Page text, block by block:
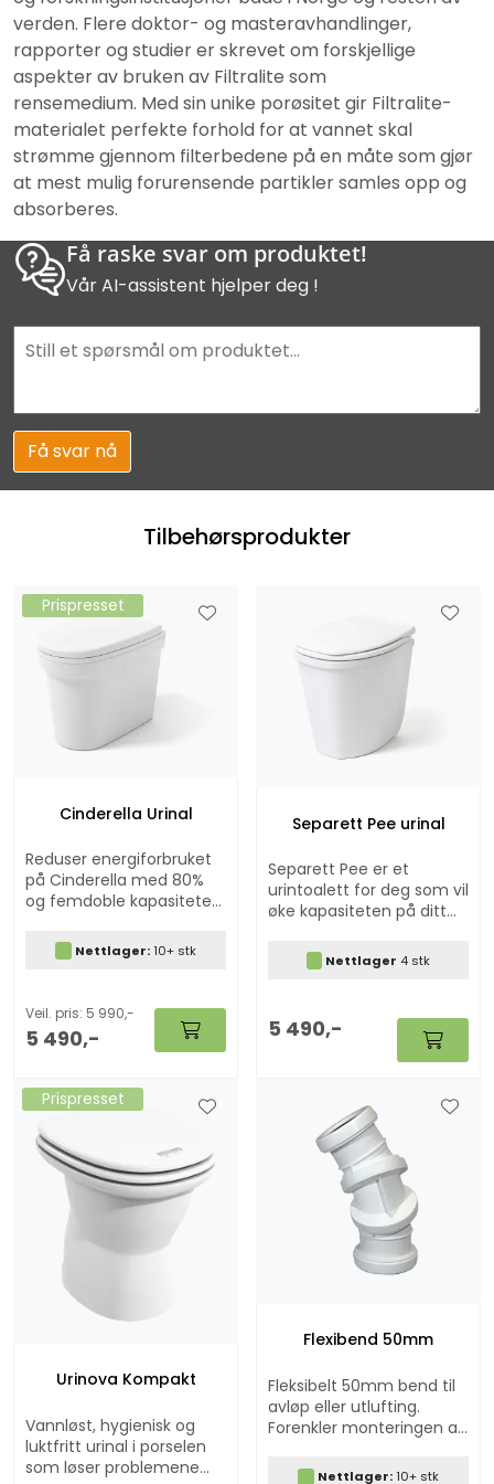
verden. Flere doktor- og masteravhandlinger,
rapporter og studier er skrevet om forskjellige
aspekter av bruken av Filtralite som
rensemedium. Med sin unike porøsitet gir Filtralite-
materialet perfekte forhold for at vannet skal
strømme gjennom filterbedene på en måte som gjør
at mest mulig forurensende partikler samles opp og
absorberes.
Få raske svar om produktet!
Vår AI-assistent hjelper deg !
Få svar nå
Tilbehørsprodukter
Prispresset
Cinderella Urinal
Reduser energiforbruket
på Cinderella med 80%
og femdoble kapasiteten
urinalenNettlager:10+ stk
Veil. pris: 5 990,-
5 490,-
Separett Pee urinal
Separett Pee er et
urintoalett for deg som vil
øke kapasiteten på ditt
for deg som trenger en
ekstra toalettløsning for
Nettlager 4 stk
5 490,-
Prispresset
Urinova Kompakt
Vannløst, hygienisk og
luktfritt urinal i porselen
som løser problemene
Flexibend 50mm
Fleksibelt 50mm bend til
avløp eller utlufting.
Forenkler monteringen av
modellene. Kan bendes i
Nettlager:10+ stk